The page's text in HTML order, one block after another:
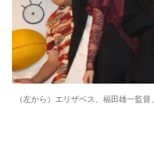
（左から）エリザベス、福田雄一監